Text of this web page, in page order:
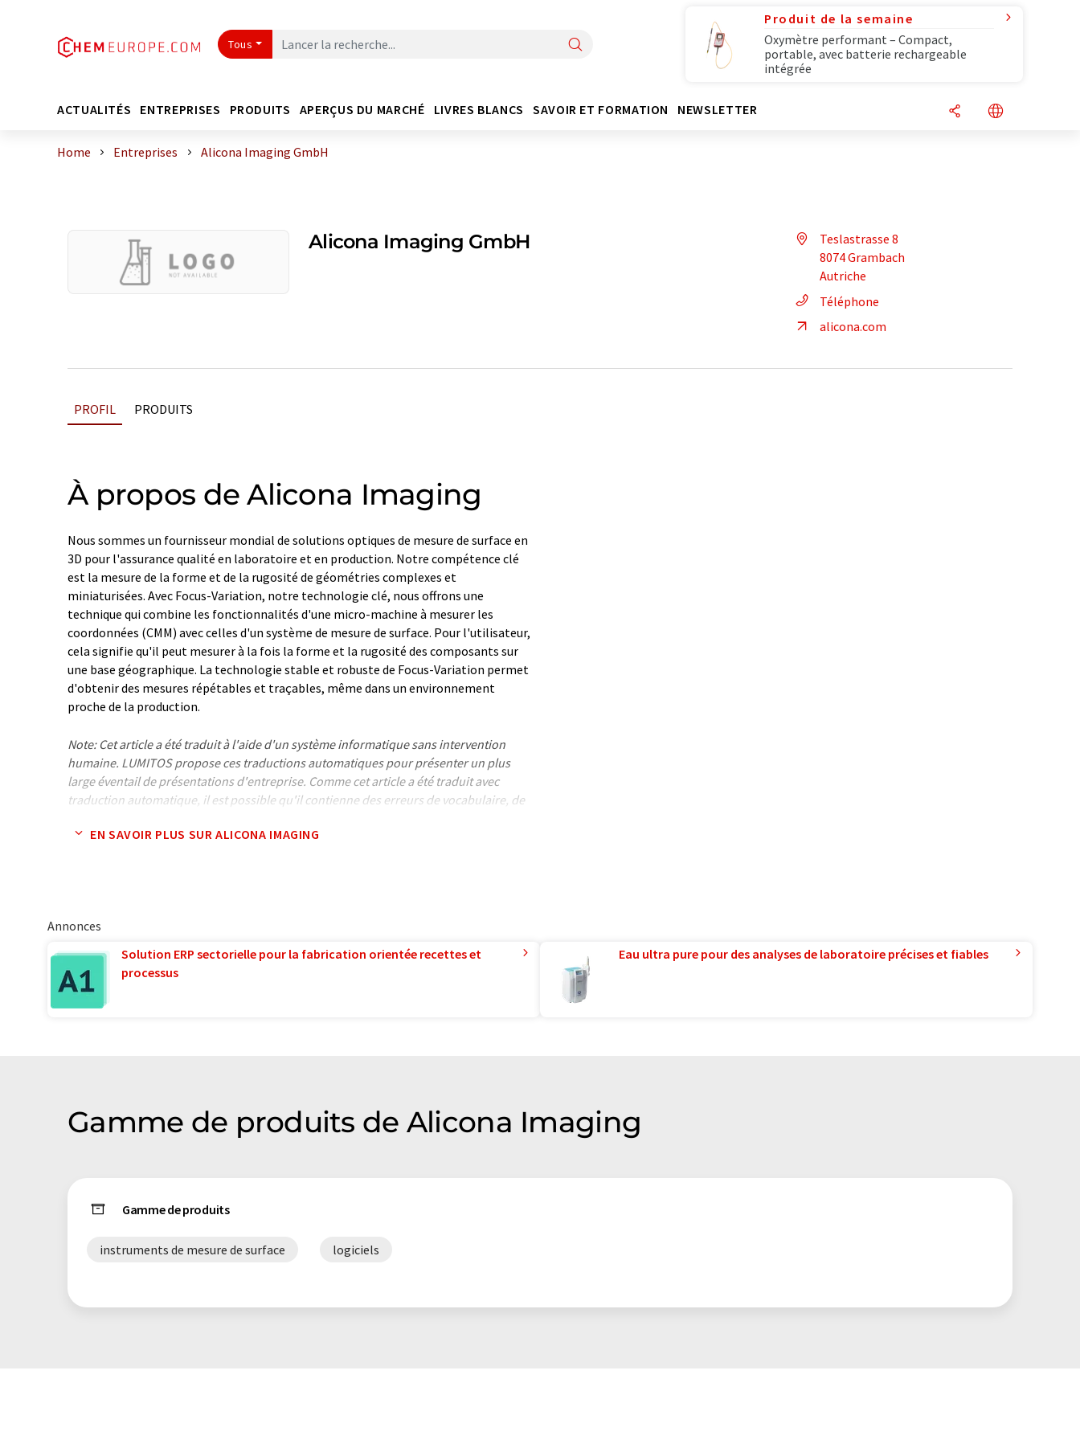
Tous
Produit de la semaine
Oxymètre performant – Compact,
portable, avec batterie rechargeable
intégrée
ACTUALITÉS ENTREPRISES PRODUITS APERÇUS DU MARCHÉ LIVRES BLANCS SAVOIR ET FORMATION NEWSLETTER
Home Entreprises Alicona Imaging GmbH
Alicona Imaging GmbH
Teslastrasse 8
8074 Grambach
Autriche
Téléphone
alicona.com
PROFIL PRODUITS
À propos de Alicona Imaging
Nous sommes un fournisseur mondial de solutions optiques de mesure de surface en
3D pour l'assurance qualité en laboratoire et en production. Notre compétence clé
est la mesure de la forme et de la rugosité de géométries complexes et
miniaturisées. Avec Focus-Variation, notre technologie clé, nous offrons une
technique qui combine les fonctionnalités d'une micro-machine à mesurer les
coordonnées (CMM) avec celles d'un système de mesure de surface. Pour l'utilisateur,
cela signifie qu'il peut mesurer à la fois la forme et la rugosité des composants sur
une base géographique. La technologie stable et robuste de Focus-Variation permet
d'obtenir des mesures répétables et traçables, même dans un environnement
proche de la production.
Note: Cet article a été traduit à l'aide d'un système informatique sans intervention
humaine. LUMITOS propose ces traductions automatiques pour présenter un plus
large éventail de présentations d'entreprise. Comme cet article a été traduit avec
traduction automatique, il est possible qu'il contienne des erreurs de vocabulaire, de
EN SAVOIR PLUS SUR ALICONA IMAGING
Annonces
Solution ERP sectorielle pour la fabrication orientée recettes et
processus
Eau ultra pure pour des analyses de laboratoire précises et fiables
Gamme de produits de Alicona Imaging
Gamme de produits
instruments de mesure de surface logiciels